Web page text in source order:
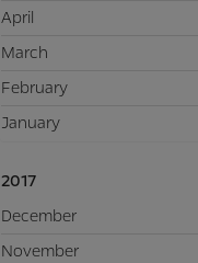
April
March
February
January
2017
December
November